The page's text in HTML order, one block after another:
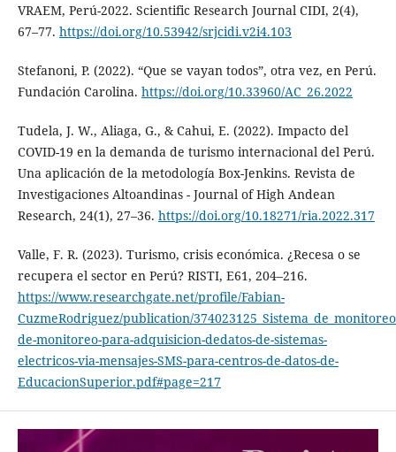
VRAEM, Perú-2022. Scientific Research Journal CIDI, 2(4),
67–77. https://doi.org/10.53942/srjcidi.v2i4.103
Stefanoni, P. (2022). “Que se vayan todos”, otra vez, en Perú.
Fundación Carolina. https://doi.org/10.33960/AC_26.2022
Tudela, J. W., Aliaga, G., & Cahui, E. (2022). Impacto del
COVID-19 en la demanda de turismo internacional del Perú.
Una aplicación de la metodología Box-Jenkins. Revista de
Investigaciones Altoandinas - Journal of High Andean
Research, 24(1), 27–36. https://doi.org/10.18271/ria.2022.317
Valle, F. R. (2023). Turismo, crisis económica. ¿Recesa o se
recupera el sector en Perú? RISTI, E61, 204–216.
https://www.researchgate.net/profile/Fabian-
CuzmeRodriguez/publication/
de-monitoreo-para-adquisicion-dedatos-de-sistemas-
electricos-via-mensajes-SMS-para-centros-de-datos-de-
EducacionSuperior.pdf#page=217